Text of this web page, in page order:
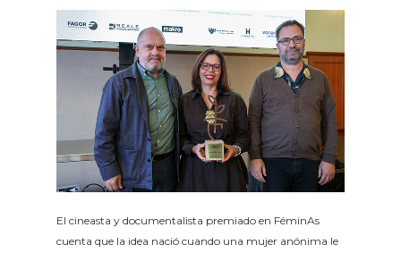
El cineasta y documentalista premiado en FéminAs
cuenta que la idea nació cuando una mujer anónima le